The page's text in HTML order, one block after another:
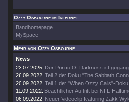
Ozzy Osbourne im Internet
Bandhomepage
MySpace
Mehr von Ozzy Osbourne
News
23.07.2025: Der Prince Of Darkness ist
26.09.2022: Teil 2 der Doku "The Sabbath
20.09.2022: Teil 1 der "When Ozzy Calls"-Doku
11.09.2022: Beachtlicher Auftritt bei NFL-
06.09.2022: Neuer Videoclip featuring Zakk